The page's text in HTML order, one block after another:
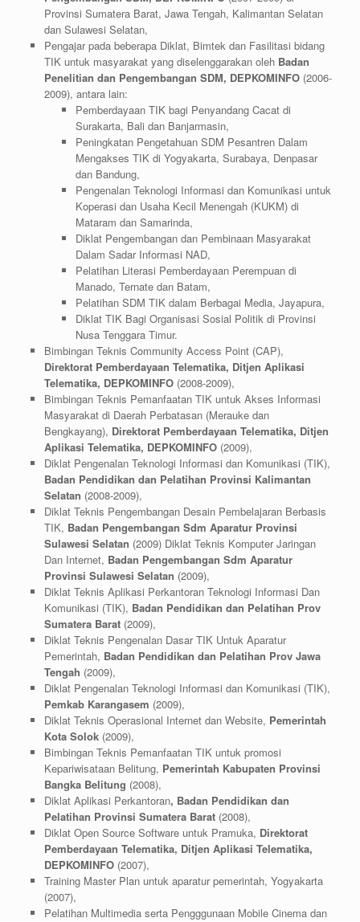
Provinsi Sumatera Barat, Jawa Tengah, Kalimantan Selatan
dan Sulawesi Selatan,
Pengajar pada beberapa Diklat, Bimtek dan Fasilitasi bidang
TIK untuk masyarakat yang diselenggarakan oleh Badan
Penelitian dan Pengembangan SDM, DEPKOMINFO (2006-
2009), antara lain:
Pemberdayaan TIK bagi Penyandang Cacat di
Surakarta, Bali dan Banjarmasin,
Peningkatan Pengetahuan SDM Pesantren Dalam
Mengakses TIK di Yogyakarta, Surabaya, Denpasar
dan Bandung,
Pengenalan Teknologi Informasi dan Komunikasi untuk
Koperasi dan Usaha Kecil Menengah (KUKM) di
Mataram dan Samarinda,
Diklat Pengembangan dan Pembinaan Masyarakat
Dalam Sadar Informasi NAD,
Pelatihan Literasi Pemberdayaan Perempuan di
Manado, Ternate dan Batam,
Pelatihan SDM TIK dalam Berbagai Media, Jayapura,
Diklat TIK Bagi Organisasi Sosial Politik di Provinsi
Nusa Tenggara Timur.
Bimbingan Teknis Community Access Point (CAP),
Direktorat Pemberdayaan Telematika, Ditjen Aplikasi
Telematika, DEPKOMINFO(2008-2009),
Bimbingan Teknis Pemanfaatan TIK untuk Akses Informasi
Masyarakat di Daerah Perbatasan (Merauke dan
Bengkayang), Direktorat Pemberdayaan Telematika, Ditjen
Aplikasi Telematika, DEPKOMINFO(2009),
Diklat Pengenalan Teknologi Informasi dan Komunikasi (TIK),
Badan Pendidikan dan Pelatihan Provinsi Kalimantan
Selatan (2008-2009),
Diklat Teknis Pengembangan Desain Pembelajaran Berbasis
TIK, Badan Pengembangan Sdm Aparatur Provinsi
Sulawesi Selatan (2009) Diklat Teknis Komputer Jaringan
Dan Internet, Badan Pengembangan Sdm Aparatur
Provinsi Sulawesi Selatan (2009),
Diklat Teknis Aplikasi Perkantoran Teknologi Informasi Dan
Komunikasi (TIK), Badan Pendidikan dan Pelatihan Prov
Sumatera Barat(2009),
Diklat Teknis Pengenalan Dasar TIK Untuk Aparatur
Pemerintah, Badan Pendidikan dan Pelatihan Prov Jawa
Tengah (2009),
Diklat Pengenalan Teknologi Informasi dan Komunikasi (TIK),
Pemkab Karangasem (2009),
Diklat Teknis Operasional Internet dan Website, Pemerintah
Kota Solok (2009),
Bimbingan Teknis Pemanfaatan TIK untuk promosi
Kepariwisataan Belitung, Pemerintah Kabupaten Provinsi
Bangka Belitung (2008),
Diklat Aplikasi Perkantoran, Badan Pendidikan dan
Pelatihan Provinsi Sumatera Barat(2008),
Diklat Open Source Software untuk Pramuka, Direktorat
Pemberdayaan Telematika, Ditjen Aplikasi Telematika,
DEPKOMINFO(2007),
Training Master Plan untuk aparatur pemerintah, Yogyakarta
(2007),
Pelatihan Multimedia serta Pengggunaan Mobile Cinema dan